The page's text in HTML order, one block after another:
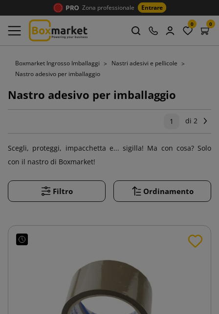
Zona professionale Entrare
0 0
Boxmarket Ingrosso Imballaggi
Nastri adesivi e pellicole
Nastro adesivo per imballaggio
Nastro adesivo per imballaggio
1 di 2
Scegli, proteggi, impacchetta e... sigilla! Ma con cosa? Solo
con il nastro di Boxmarket!
Filtro Ordinamento